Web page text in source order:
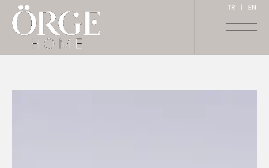
TR | EN